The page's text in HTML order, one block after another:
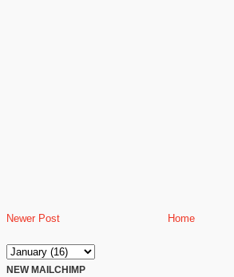
Newer Post Home
NEW MAILCHIMP